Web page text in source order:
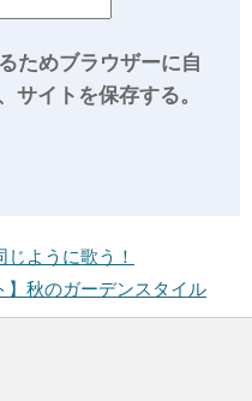
ためブラウザーに自
サイトを保存する。
ように歌う！
】秋のガーデンスタイル